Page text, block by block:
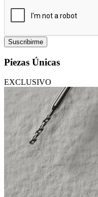
Suscribirme
Piezas Únicas
EXCLUSIVO